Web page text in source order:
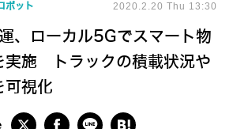
、ローカル5Gでスマート物
実施 トラックの積載状況や
可視化
ボット 2020.2.20 Thu 13:30